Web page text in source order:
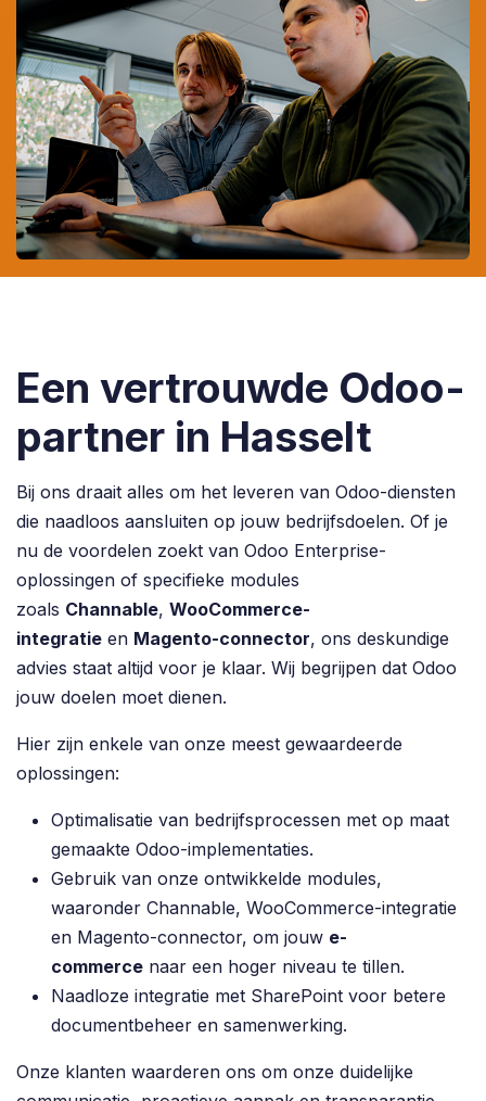
Een vertrouwde Odoo-
partner in Hasselt
Bij ons draait alles om het leveren van Odoo-diensten
die naadloos aansluiten op jouw bedrijfsdoelen. Of je
nu de voordelen zoekt van Odoo Enterprise-
oplossingen of specifieke modules
zoals Channable, WooCommerce-
integratie en Magento-connector, ons deskundige
advies staat altijd voor je klaar. Wij begrijpen dat Odoo
jouw doelen moet dienen.
Hier zijn enkele van onze meest gewaardeerde
oplossingen:
Optimalisatie van bedrijfsprocessen met op maat
gemaakte Odoo-implementaties.
Gebruik van onze ontwikkelde modules,
waaronder Channable, WooCommerce-integratie
en Magento-connector, om jouw e-
commerce naar een hoger niveau te tillen.
Naadloze integratie met SharePoint voor betere
documentbeheer en samenwerking.
Onze klanten waarderen ons om onze duidelijke